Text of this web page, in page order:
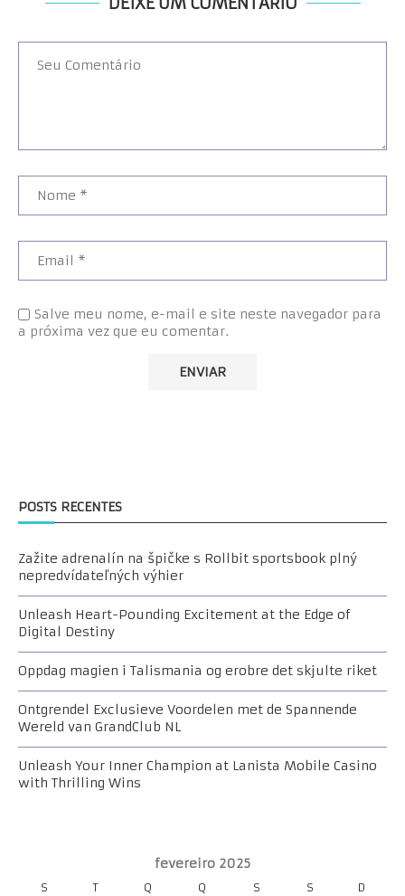
Salve meu nome, e-mail e site neste navegador para
a próxima vez que eu comentar.
POSTS RECENTES
Zažite adrenalín na špičke s Rollbit sportsbook plný
nepredvídateľných výhier
Unleash Heart-Pounding Excitement at the Edge of
Digital Destiny
Oppdag magien i Talismania og erobre det skjulte riket
Ontgrendel Exclusieve Voordelen met de Spannende
Wereld van GrandClub NL
Unleash Your Inner Champion at Lanista Mobile Casino
with Thrilling Wins
fevereiro 2025
S T Q Q S S D